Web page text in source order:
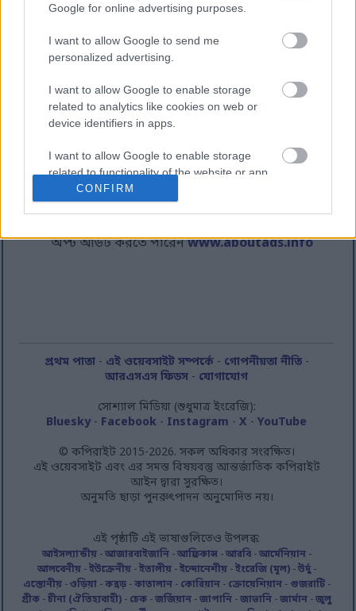
Google for online advertising purposes.
I want to allow Google to send me
personalized advertising.
I want to allow Google to enable storage
related to analytics like cookies on web or
device identifiers in apps.
I want to allow Google to enable storage
related to functionality of the website or app.
I want to allow Google to enable storage
CONFIRM
Google সহ তৃতীয় পক্ষের বিক্রেতারা ব্যবহারকারীদের
এই ওয়েবসাইট বা অন্যান্য ওয়েবসাইটগুলিতে পূর্ববর্তী
পরিদর্শনের উপর ভিত্তি করে বিজ্ঞাপন পরিবেশন করতে
Google এর বিজ্ঞাপন কুকিজের ব্যবহার এটি এবং তার
অংশীদারদের এই সাইট এবং / অথবা ইন্টারনেটের
অন্যান্য সাইটগুলিতে তাদের পরিদর্শনের উপর ভিত্তি
করে।
ব্যবহারকারীরাবিজ্ঞাপন সেটিংসেগিয়ে ব্যক্তিগতকৃত
বিজ্ঞাপন থেকে অপ্ট আউট করতে পারেন।
অপ্ট আউট করতে পারেনwww.aboutads.info
প্রথম পাতা- এই ওয়েবসাইট সম্পর্কে- গোপনীয়তা নীতি-
আরএসএস ফিডস - যোগাযোগ
সোশ্যাল মিডিয়া (শুধুমাত্র ইংরেজি):
Bluesky- Facebook - Instagram -X -YouTube
© কপিরাইট 2015-2026. সকল অধিকার সংরক্ষিত।
এই ওয়েবসাইট এবং এর সমস্ত বিষয়বস্তু আন্তর্জাতিক কপিরাইট
আইন দ্বারা সুরক্ষিত।
অনুমতি ছাড়া পুনরুৎপাদন অনুমোদিত নয়।
এই পৃষ্ঠাটি এই ভাষাগুলিতেও উপলব্ধ:
আইসল্যান্ডীয়-আজারবাইজানি-আফ্রিকান্স-আরবি-আর্মেনিয়ান-
আলবেনীয়-ইউক্রেনীয়-ইতালীয়-ইন্দোনেশীয়-ইংরেজি (মূল)-উর্দু-
এস্তোনীয়-ওড়িয়া-কন্নড়-কাতালান- কোরিয়ান- ক্রোয়েশিয়ান- গুজরাটি-
গ্রীক -চীনা (ঐতিহ্যবাহী) - চেক -জর্জিয়ান -জাপানি -জাভানি -জার্মান -জুলু